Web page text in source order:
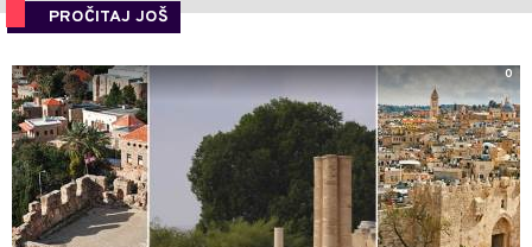
PROČITAJ JOŠ
0